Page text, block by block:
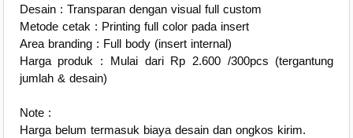
Desain : Transparan dengan visual full custom
Metode cetak : Printing full color pada insert
Area branding : Full body (insert internal)
Harga produk : Mulai dari Rp 2.600 /300pcs (tergantung
jumlah & desain)
Note :
Harga belum termasuk biaya desain dan ongkos kirim.